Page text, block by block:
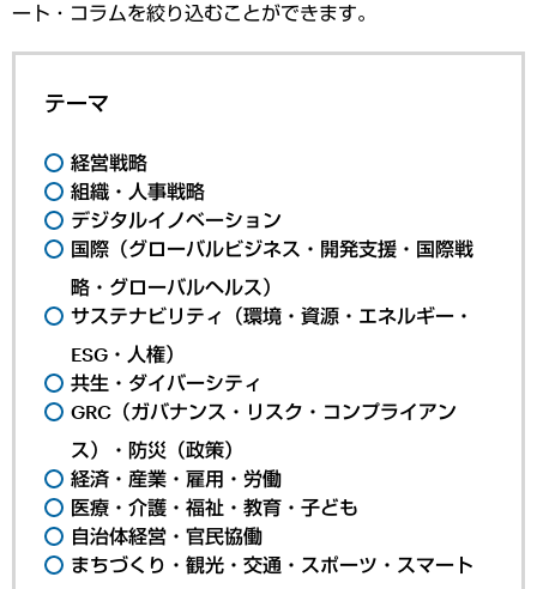
ート・コラムを絞り込むことができます。
テーマ
経営戦略
組織・人事戦略
デジタルイノベーション
国際（グローバルビジネス・開発支援・国際戦
略・グローバルヘルス）
サステナビリティ（環境・資源・エネルギー・
ESG・人権）
共生・ダイバーシティ
GRC（ガバナンス・リスク・コンプライアン
ス）・防災（政策）
経済・産業・雇用・労働
医療・介護・福祉・教育・子ども
自治体経営・官民協働
まちづくり・観光・交通・スポーツ・スマート